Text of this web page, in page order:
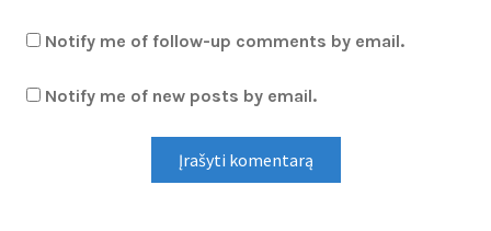
Notify me of follow-up comments by email.
Notify me of new posts by email.